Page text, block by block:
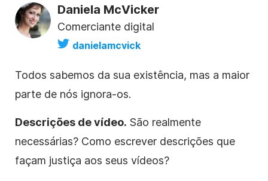
Daniela McVicker
Comerciante digital
danielamcvick
Todos sabemos da sua existência, mas a maior
parte de nós ignora-os.
Descrições de vídeo. São realmente
necessárias? Como escrever descrições que
façam justiça aos seus vídeos?